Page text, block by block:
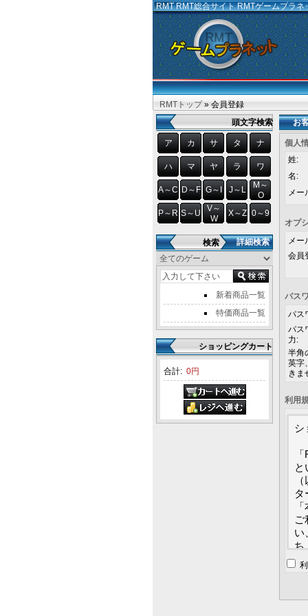
RMTRMT総合サイト RMTゲームプラ
RMTトップ » 会員登録
頭文字検索
ア カ サ タ ナ
ハ マ ヤ ラ ワ
A～C D～F G～I J～L
M～
O
P～R S～U
V～
W
X～Z 0～9
検索 詳細検索
新着商品一覧
特価商品一覧
ショッピングカート
合計: 0円
お
個人
姓:
名:
メー
オプ
メー
会員
パス
パス
パス
力:
半角
英字
きま
利用
シ
と
タ
ご
い
ち
用
用